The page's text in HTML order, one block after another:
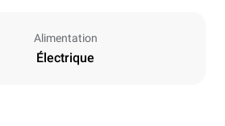
Alimentation
Électrique